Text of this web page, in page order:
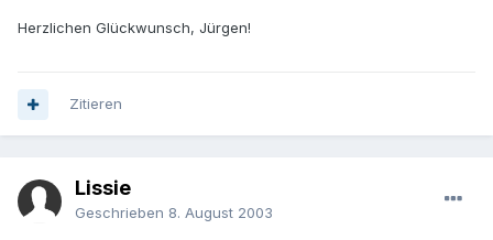
Herzlichen Glückwunsch, Jürgen!
Zitieren
Lissie
Geschrieben 8. August 2003